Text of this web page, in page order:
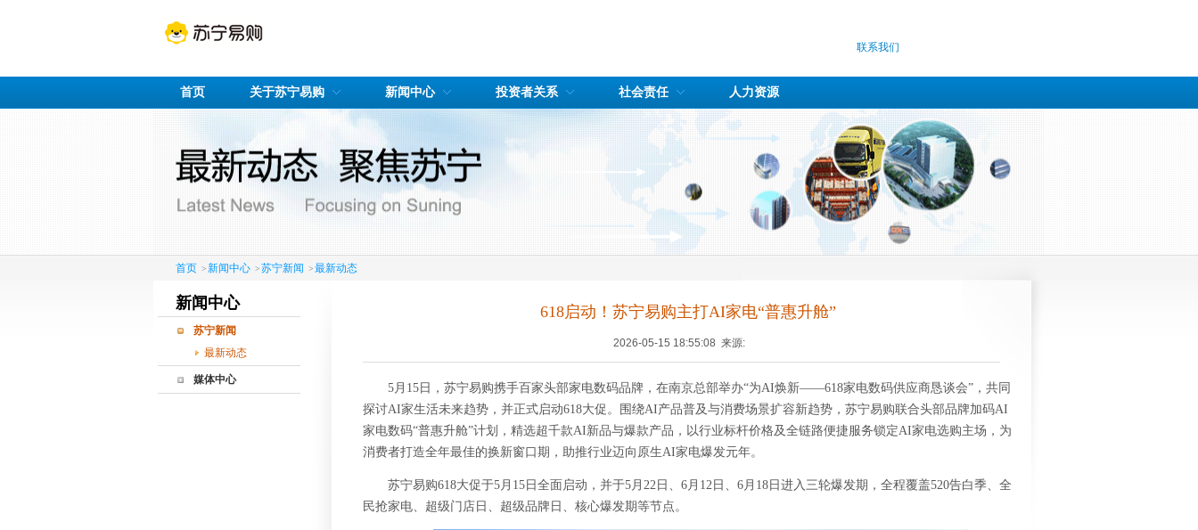
联系我们
首页 关于苏宁易购 新闻中心 投资者关系 社会责任 人力资源
首页 >新闻中心 >苏宁新闻 >最新动态
新闻中心
苏宁新闻
最新动态
媒体中心
618启动！苏宁易购主打AI家电“普惠升舱”
2026-05-15 18:55:08 来源:
5月 15 日，苏宁易购携手百家头部家电数码品牌，在南京总部举办“为AI焕新——618家电数码供应商恳谈会”，共同
探讨AI家生活未来趋势，并正式启动618大促。围绕AI产品普及与消费场景扩容新趋势，苏宁易购联合头部品牌加码AI
家电数码“普惠升舱”计划，精选超千款AI新品与爆款产品，以行业标杆价格及全链路便捷服务锁定AI家电选购主场，为
消费者打造全年最佳的换新窗口期，助推行业迈向原生AI家电爆发元年。
苏宁易购618大促于5月 15 日全面启动，并于5月 22 日、 6月 12 日、 6月 18 日进入三轮爆发期，全程覆盖520告白季、全
民抢家电、超级门店日、超级品牌日、核心爆发期等节点。